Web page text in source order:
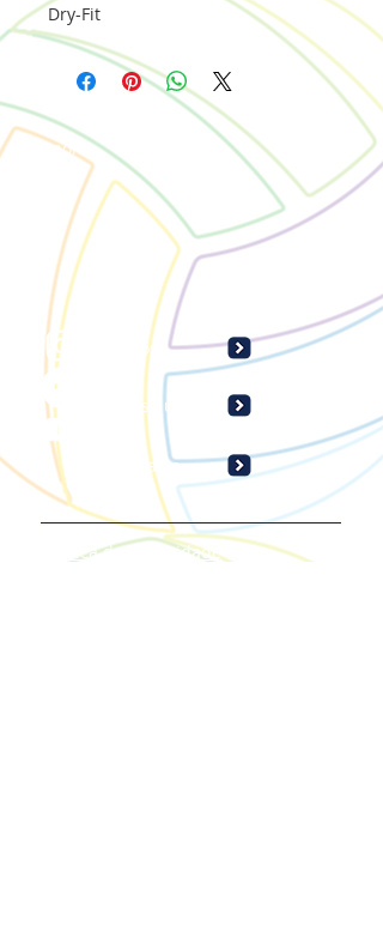
Dry-Fit
Apoio:
Siga-nos
Torne-se um fã
Inscreva-se
Política de Privacidade